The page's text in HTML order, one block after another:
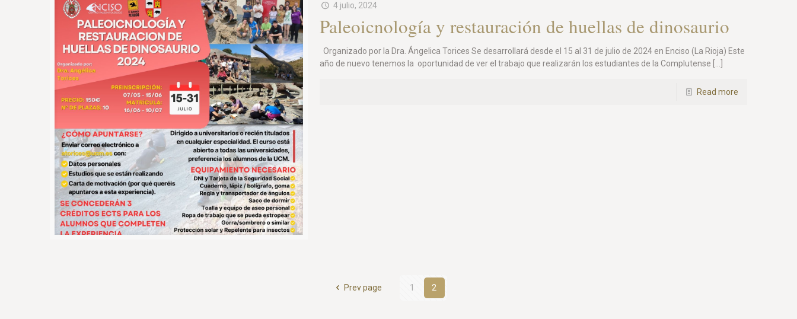
4 julio, 2024
Paleoicnología y restauración de huellas de dinosaurio
Organizado por la Dra. Ángelica Torices Se desarrollará desde el 15 al 31 de julio de 2024 en Enciso (La Rioja) Este
año de nuevo tenemos la oportunidad de ver el trabajo que realizarán los estudiantes de la Complutense
Read more
Prev page 1 2